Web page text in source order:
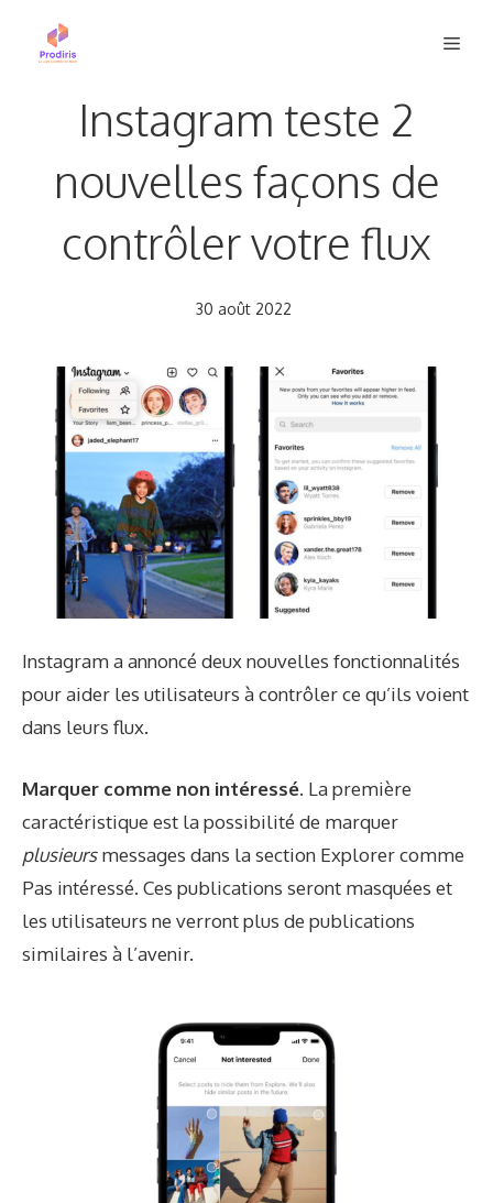
Instagram teste 2
nouvelles façons de
contrôler votre flux
30 août 2022
Instagram a annoncé deux nouvelles fonctionnalités
pour aider les utilisateurs à contrôler ce qu’ils voient
dans leurs flux.
Marquer comme non intéressé. La première
caractéristique est la possibilité de marquer
plusieursmessages dans la section Explorer comme
Pas intéressé. Ces publications seront masquées et
les utilisateurs ne verront plus de publications
similaires à l’avenir.